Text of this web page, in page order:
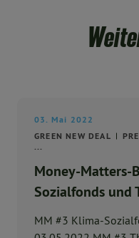
03. Mai 2022
GREEN NEW DEAL
...
Money-Matters-
Sozialfonds und
MM #3 Klima-